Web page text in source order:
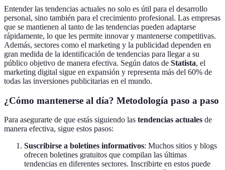
Entender las tendencias actuales no solo es útil para el desarrollo
personal, sino también para el crecimiento profesional. Las empresas
que se mantienen al tanto de las tendencias pueden adaptarse
rápidamente, lo que les permite innovar y mantenerse competitivas.
Además, sectores como el marketing y la publicidad dependen en
gran medida de la identificación de tendencias para llegar a su
público objetivo de manera efectiva. Según datos de Statista, el
marketing digital sigue en expansión y representa más del 60% de
todas las inversiones publicitarias en el mundo.
¿Cómo mantenerse al día? Metodología paso a paso
Para asegurarte de que estás siguiendo las tendencias actuales de
manera efectiva, sigue estos pasos:
Suscribirse a boletines informativos: Muchos sitios y blogs
ofrecen boletines gratuitos que compilan las últimas
tendencias en diferentes sectores. Inscribirte en estos puede